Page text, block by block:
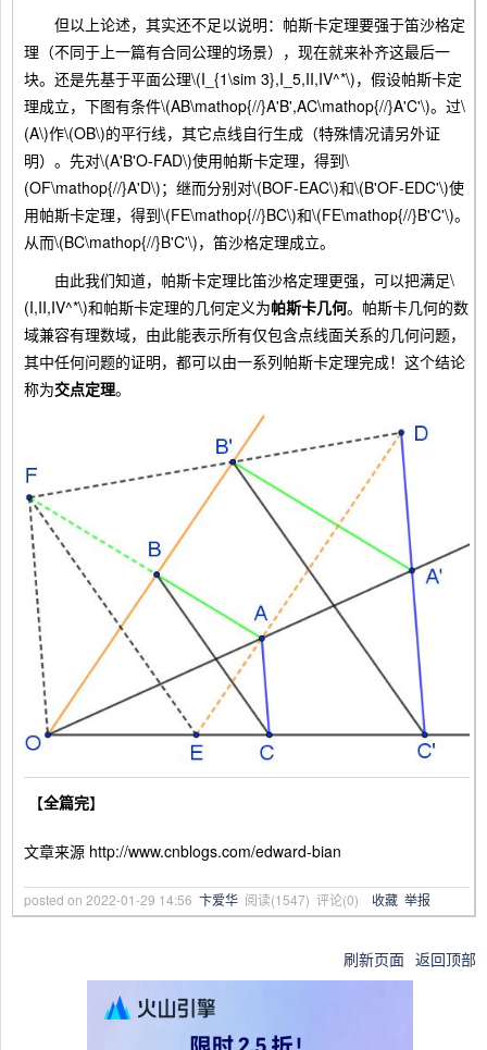
但以上论述，其实还不足以说明：帕斯卡定理要强于笛沙格定
理（不同于上一篇有合同公理的场景），现在就来补齐这最后一
块。还是先基于平面公理\(I_{1\sim 3},I_5,II,IV^*\)，假设帕斯卡定
理成立，下图有条件\(AB\mathop{//}A'B',AC\mathop{//}A'C'\)。过\
(A\)作\(OB\)的平行线，其它点线自行生成（特殊情况请另外证
明）。先对\(A'B'O-FAD\)使用帕斯卡定理，得到\
(OF\mathop{//}A'D\)；继而分别对\(BOF-EAC\)和\(B'OF-EDC'\)使
用帕斯卡定理，得到\(FE\mathop{//}BC\)和\(FE\mathop{//}B'C'\)。
从而\(BC\mathop{//}B'C'\)，笛沙格定理成立。
由此我们知道，帕斯卡定理比笛沙格定理更强，可以把满足\
(I,II,IV^*\)和帕斯卡定理的几何定义为帕斯卡几何。帕斯卡几何的数
域兼容有理数域，由此能表示所有仅包含点线面关系的几何问题，
其中任何问题的证明，都可以由一系列帕斯卡定理完成！这个结论
称为交点定理。
【全篇完】
文章来源 http://www.cnblogs.com/edward-bian
posted on 2022-01-29 14:56 卞爱华 阅读(1547) 评论(0) 收藏 举报
刷新页面 返回顶部